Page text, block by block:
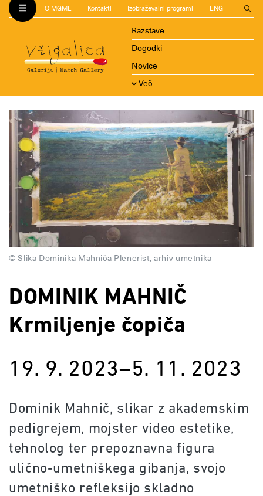
O MGML Kontakti Izobraževalni programi ENG
Razstave
Dogodki
Novice
Več
© Slika Dominika Mahniča Plenerist, arhiv umetnika
DOMINIK MAHNIČ
Krmiljenje čopiča
19. 9. 2023–5. 11. 2023
Dominik Mahnič, slikar z akademskim
pedigrejem, mojster video estetike,
tehnolog ter prepoznavna figura
ulično-umetniškega gibanja, svojo
umetniško refleksijo skladno